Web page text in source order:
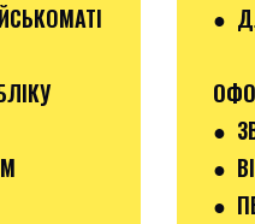
●
●
●
●